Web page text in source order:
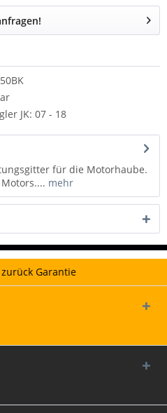
JK: 07 - 18
für die Motorhaube.
mehr